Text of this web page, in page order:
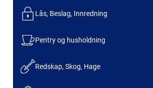
Lås, Beslag, Innredning
Pentry og husholdning
Redskap, Skog, Hage